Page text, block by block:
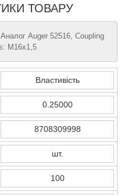
ТОВАРУ
Auger 52516, Coupling
M16x1,5
Властивість
0.25000
8708309998
шт.
100